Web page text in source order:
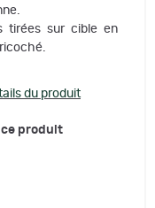
tirées sur cible en
du produit
produit